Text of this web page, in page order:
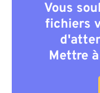
Vous
fichiers
Mettre